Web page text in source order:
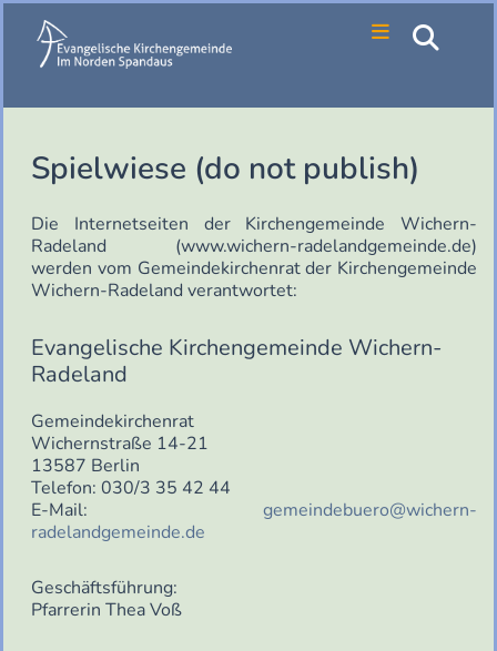
Spielwiese (do not publish)
Die Internetseiten der Kirchengemeinde Wichern-
Radeland (www.wichern-radelandgemeinde.de)
werden vom Gemeindekirchenrat der Kirchengemeinde
Wichern-Radeland verantwortet:
Evangelische Kirchengemeinde Wichern-
Radeland
Gemeindekirchenrat
Wichernstraße 14-21
13587 Berlin
Telefon: 030/3 35 42 44
E-Mail: gemeindebuero@wichern-
radelandgemeinde.de
Geschäftsführung:
Pfarrerin Thea Voß